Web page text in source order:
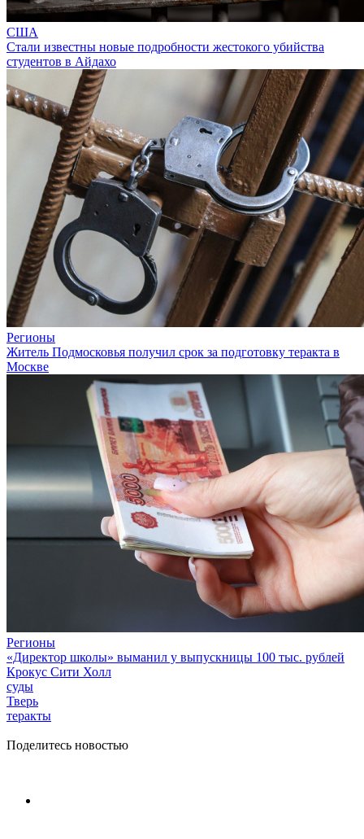
США
Стали известны новые подробности жестокого убийства
студентов в Айдахо
Регионы
Житель Подмосковья получил срок за подготовку теракта в
Москве
Регионы
«Директор школы» выманил у выпускницы 100 тыс. рублей
Крокус Сити Холл
суды
Тверь
теракты
Поделитесь новостью